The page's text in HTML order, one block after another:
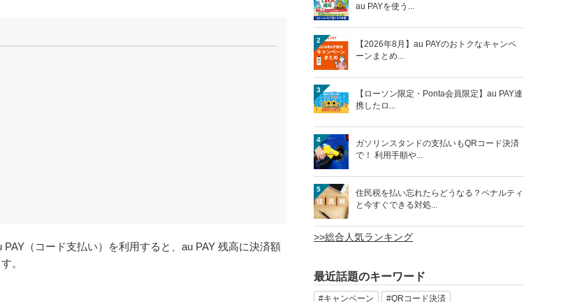
（コード支払い）を利用すると、au PAY 残高に決済額
。
au PAYを使う...
2
【2026年8月】au PAYのおトクなキャンペ
ーンまとめ...
3
【ローソン限定・Ponta会員限定】au PAY連
携したロ...
4
ガソリンスタンドの支払いもQRコード決済
で！ 利用手順や...
5
住民税を払い忘れたらどうなる？ペナルティ
と今すぐできる対処...
>>総合人気ランキング
最近話題のキーワード
#キャンペーン #QRコード決済